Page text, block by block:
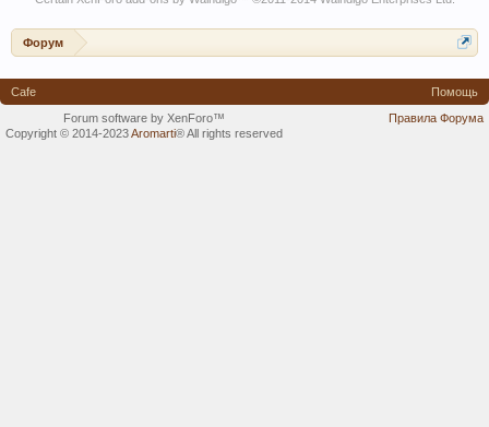
Форум
Cafe
Помощь
Правила Форума
Forum software by XenForo™
Copyright © 2014-2023Aromarti®All rights reserved